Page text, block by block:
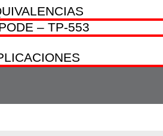
– TP-553